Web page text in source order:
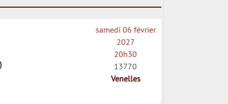
samedi 06 février
2027
20h30
13770
Venelles